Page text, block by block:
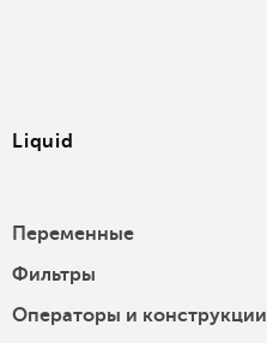
Liquid
Переменные
Фильтры
Операторы и конструкции